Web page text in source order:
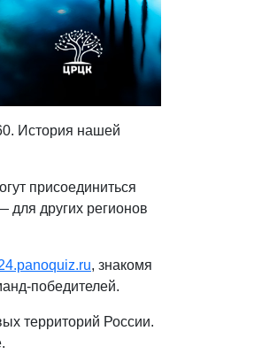
История нашей
присоединиться
других регионов
, знакомя
победителей.
территорий России.